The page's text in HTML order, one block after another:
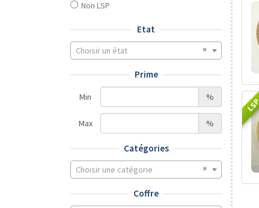
Non LSP
Etat
Choisir un état
Prime
Min %
Max %
Catégories
Choisir une catégorie
Coffre